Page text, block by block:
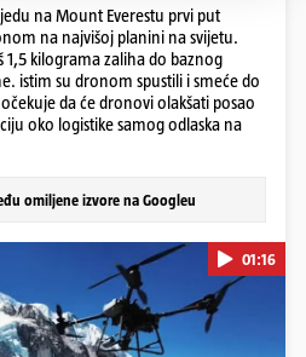
na Mount Everestu prvi put
na najvišoj planini na svijetu.
1,5 kilograma zaliha do baznog
istim su dronom spustili i smeće do
da će dronovi olakšati posao
oko logistike samog odlaska na
omiljene izvore na Googleu
01:16